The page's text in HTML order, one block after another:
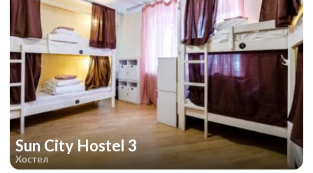
Sun City Hostel 3
Хостел